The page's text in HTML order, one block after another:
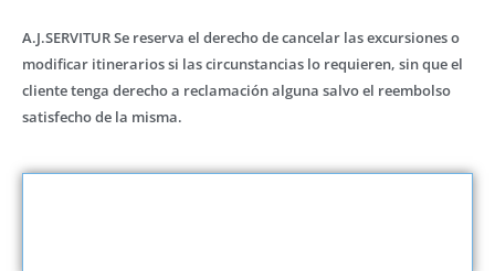
A.J.SERVITUR Se reserva el derecho de cancelar las excursiones o
modificar itinerarios si las circunstancias lo requieren, sin que el
cliente tenga derecho a reclamación alguna salvo el reembolso
satisfecho de la misma.